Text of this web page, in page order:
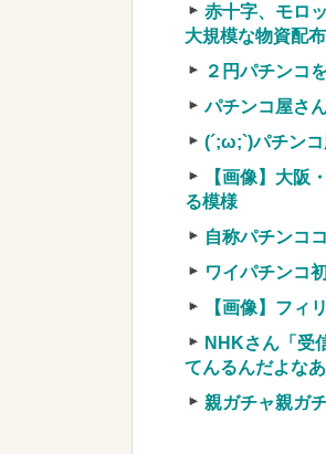
某野党議員が
上げにしてし
マレーシア航
NEW!
【驚愕】ユー
w NEW!
【画像】ワイ
イ「金額おか
【悲報】女「
まーす」→そ
車上のテント
【競馬・難解
名機が生まれ
赤十字、モロ
大規模な物資配布
２円パチンコ
パチンコ屋さ
(´;ω;`)パチン
【画像】大阪
る模様
自称パチンコ
ワイパチンコ
【画像】フィ
NHKさん「受
てんるんだよなあ
親ガチャ親ガ